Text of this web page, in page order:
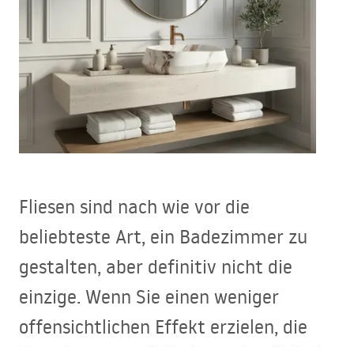
Fliesen sind nach wie vor die
beliebteste Art, ein Badezimmer zu
gestalten, aber definitiv nicht die
einzige. Wenn Sie einen weniger
offensichtlichen Effekt erzielen, die